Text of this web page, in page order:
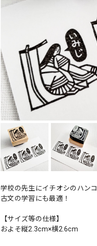
学校の先生にイチオシのハンコ
古文の学習にも最適！
【サイズ等の仕様】
およそ縦2.3cm×横2.6cm